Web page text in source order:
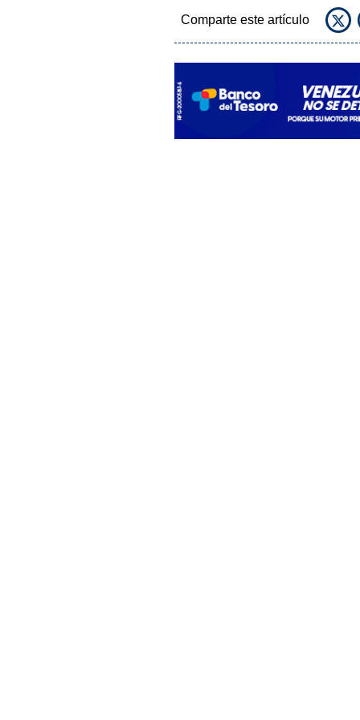
Comparte este artículo